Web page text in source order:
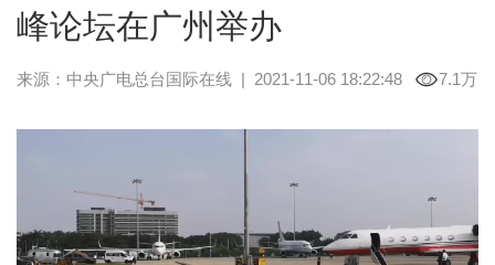
峰论坛在广州举办
来源：中央广电总台国际在线| 2021-11-06 18:22:48 7.1万